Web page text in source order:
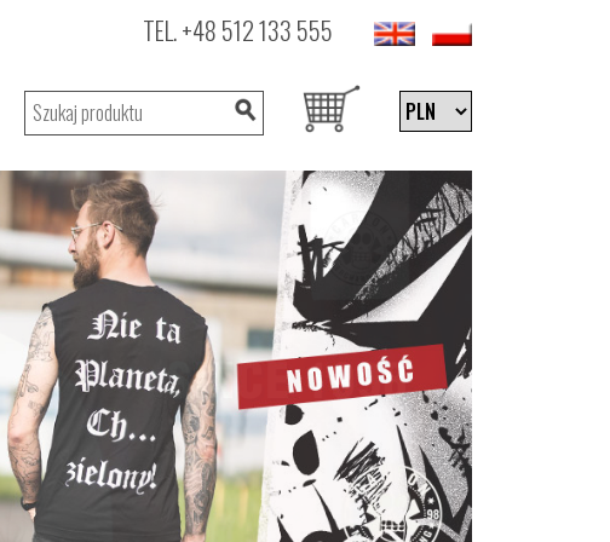
TEL.+48 512 133 555